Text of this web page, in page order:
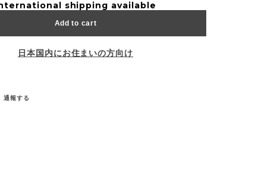
shipping available
Add to cart
日本国内にお住まいの方向け
通報する